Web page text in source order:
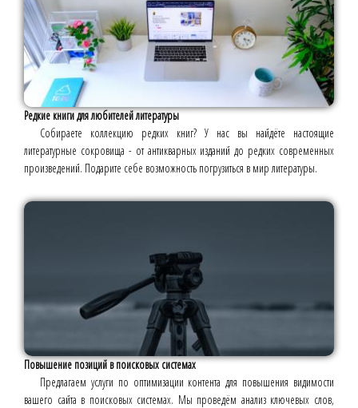
Редкие книги для любителей литературы
Собираете коллекцию редких книг? У нас вы найдёте настоящие
литературные сокровища - от антикварных изданий до редких современных
произведений. Подарите себе возможность погрузиться в мир литературы.
Повышение позиций в поисковых системах
Предлагаем услуги по оптимизации контента для повышения видимости
вашего сайта в поисковых системах. Мы проведём анализ ключевых слов,